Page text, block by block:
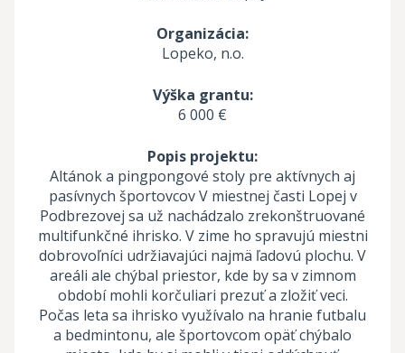
Organizácia:
Lopeko, n.o.
Výška grantu:
6 000 €
Popis projektu:
Altánok a pingpongové stoly pre aktívnych aj
pasívnych športovcov V miestnej časti Lopej v
Podbrezovej sa už nachádzalo zrekonštruované
multifunkčné ihrisko. V zime ho spravujú miestni
dobrovoľníci udržiavajúci najmä ľadovú plochu. V
areáli ale chýbal priestor, kde by sa v zimnom
období mohli korčuliari prezuť a zložiť veci.
Počas leta sa ihrisko využívalo na hranie futbalu
a bedmintonu, ale športovcom opäť chýbalo